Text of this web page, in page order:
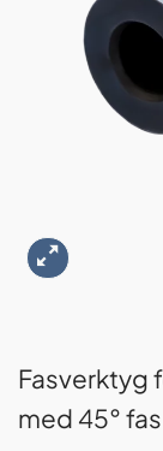
Fasverktyg
med 45° fas